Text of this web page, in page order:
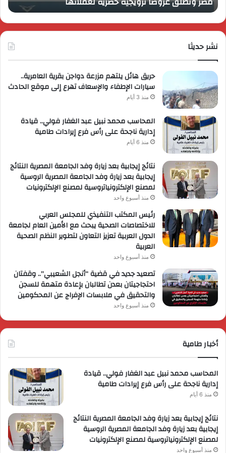
وتُطلق
عروضاً
ترويجية
حصرية
نشر حديثا
حريق هائل يلتهم مزرعة دواجن بقرية العامرية..
سيارات الإطفاء والإسعاف تهرع إلى موقع الحادث
منذ 3 أيام
المحاسب محمد نبيل عبد الغفار فولي.. قيادة
إدارية ناجحة على رأس فرع إيرادات طامية
منذ 6 أيام
نتائج إيجابية بعد زيارة وفد الجامعة المصرية النتائج
إيجابية بعد زيارة وفد الجامعة المصرية الروسية
لمصنع الإلكترونياتروسية لمصنع الإلكترونيات
منذ أسبوع واحد
رئيس المكتب التنفيذي للمجلس العربي
للاختصاصات الصحية يبحث مع الأمين العام لجامعة
الدول العربية تعزيز التعاون لتطوير النظم الصحية
العربية
منذ أسبوع واحد
تصعيد جديد في قضية “أنجل الشعيبي”.. وقفتان
احتجاجيتان بعدن تطالبان بإعادة متهمة للسجن
والتحقيق في ملابسات الإفراج عن المحكومين
منذ أسبوع واحد
أخبار طامية
المحاسب محمد نبيل عبد الغفار فولي.. قيادة
إدارية ناجحة على رأس فرع إيرادات طامية
منذ 6 أيام
نتائج إيجابية بعد زيارة وفد الجامعة المصرية النتائج
إيجابية بعد زيارة وفد الجامعة المصرية الروسية
لمصنع الإلكترونياتروسية لمصنع الإلكترونيات
منذ أسبوع واحد